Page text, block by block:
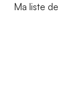
Ma liste de